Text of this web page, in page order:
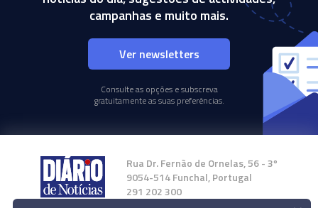
campanhas e muito mais.
Ver newsletters
Consulte as opções e subscreva
gratuitamente as suas preferências.
Rua Dr. Fernão de Ornelas, 56 - 3º
9054-514 Funchal, Portugal
291 202 300